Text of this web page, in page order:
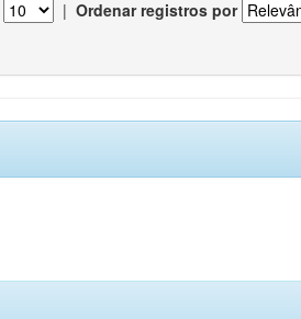
| Ordenar registros por